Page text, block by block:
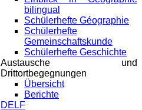
bilingual
Schülerhefte Géographie
Schülerhefte
Gemeinschaftskunde
Schülerhefte Geschichte
Austausche und
Drittortbegegnungen
Übersicht
Berichte
DELF